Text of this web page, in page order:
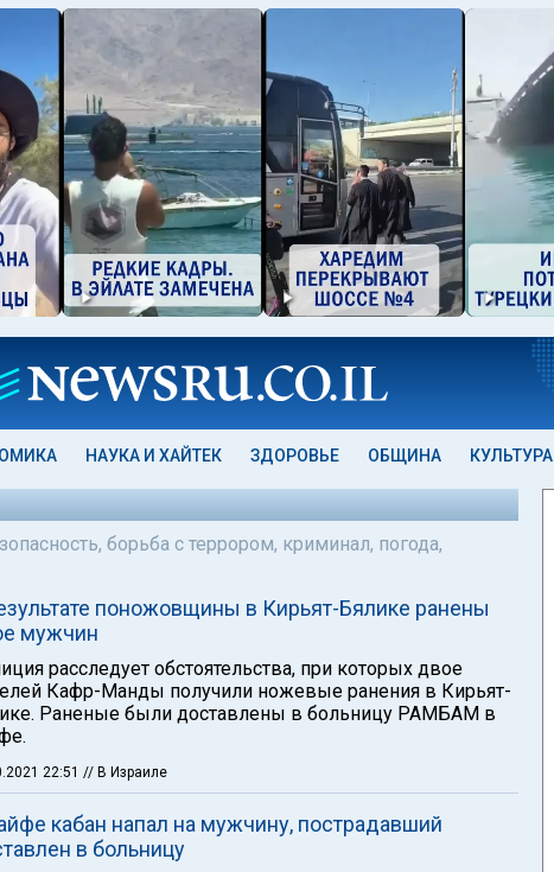
НАУКА И ХАЙТЕК ЗДОРОВЬЕ ОБЩИНА КУЛЬТУРА
борьба с террором, криминал, погода,
поножовщины в Кирьят-Бялике ранены
мужчин
расследует обстоятельства, при которых двое
Кафр-Манды получили ножевые ранения в Кирьят-
Раненые были доставлены в больницу РАМБАМ в
22:51 // В Израиле
кабан напал на мужчину, пострадавший
в больницу